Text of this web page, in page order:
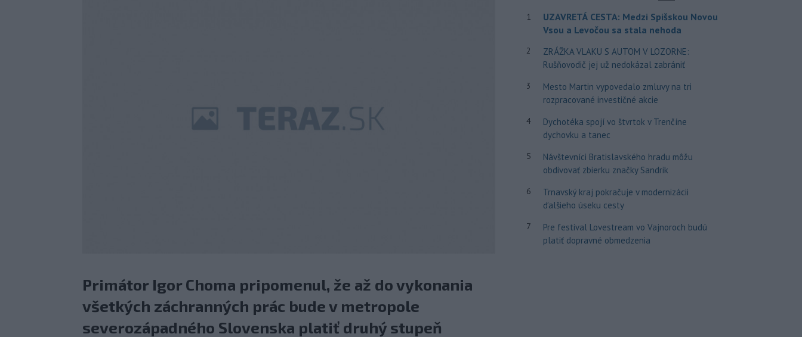
Primátor Igor Choma pripomenul, že až do vykonania
všetkých záchranných prác bude v metropole
severozápadného Slovenska platiť druhý stupeň
1
UZAVRETÁ CESTA: Medzi Spišskou Novou
Vsou a Levočou sa stala nehoda
2
ZRÁŽKA VLAKU S AUTOM V LOZORNE:
Rušňovodič jej už nedokázal zabrániť
3
Mesto Martin vypovedalo zmluvy na tri
rozpracované investičné akcie
4
Dychotéka spojí vo štvrtok v Trenčíne
dychovku a tanec
5
Návštevníci Bratislavského hradu môžu
obdivovať zbierku značky Sandrik
6
Trnavský kraj pokračuje v modernizácii
ďalšieho úseku cesty
7
Pre festival Lovestream vo Vajnoroch budú
platiť dopravné obmedzenia